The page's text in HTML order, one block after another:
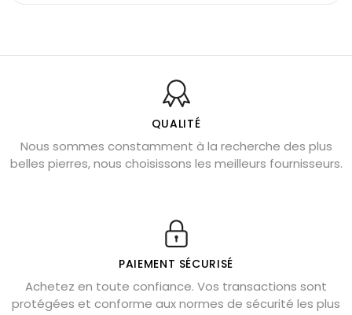
Bienfaits de la sélénite – pierre des anges
L’améthyste est-elle faite pour moi ?
Chrysocolle : pierre apaisante
Obsidienne dorée : vertus et signification
Véritable citrine naturelle non chauffée
Où placer la citrine dans la maison
Cornaline : propriétés magiques
QUALITÉ
Nous sommes constamment à la recherche des plus
belles pierres, nous choisissons les meilleurs fournisseurs.
PAIEMENT SÉCURISÉ
Achetez en toute confiance. Vos transactions sont
protégées et conforme aux normes de sécurité les plus